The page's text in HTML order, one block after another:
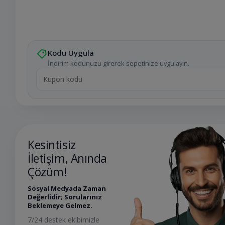
Kodu Uygula
İndirim kodunuzu girerek sepetinize uygulayın.
Kesintisiz
İletişim, Anında
Çözüm!
Sosyal Medyada Zaman
Değerlidir; Sorularınız
Beklemeye Gelmez.
7/24 destek ekibimizle